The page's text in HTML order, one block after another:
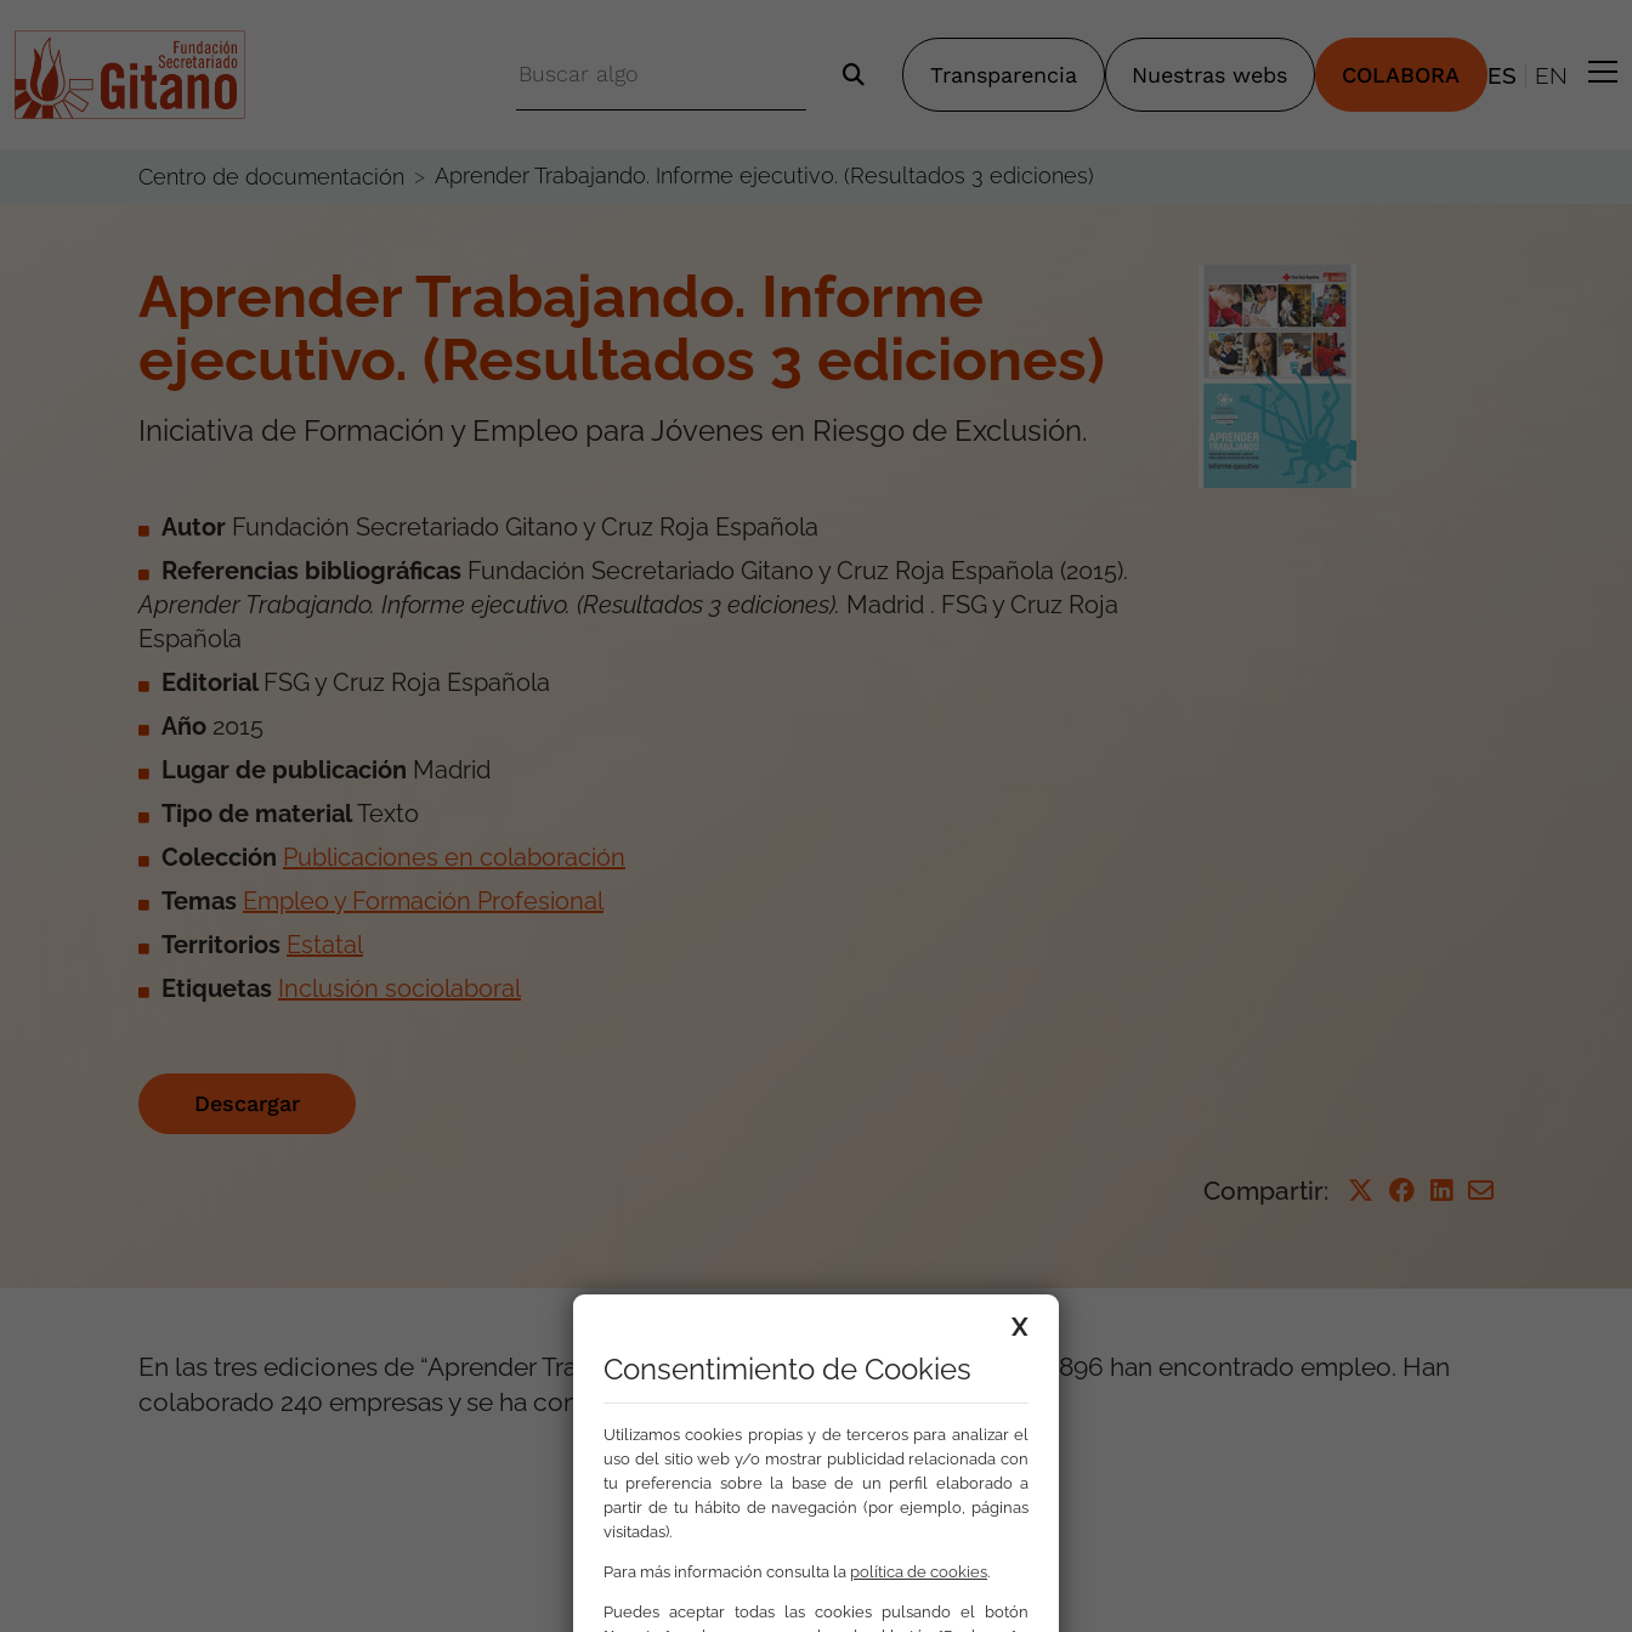
Transparencia Nuestras webs COLABORA ES EN
Centro de documentación Aprender Trabajando. Informe ejecutivo. (Resultados 3 ediciones)
Aprender Trabajando. Informe
ejecutivo. (Resultados 3 ediciones)
Iniciativa de Formación y Empleo para Jóvenes en Riesgo de Exclusión.
Autor Fundación Secretariado Gitano y Cruz Roja Española
Referencias bibliográficas Fundación Secretariado Gitano y Cruz Roja Española (2015).
Aprender Trabajando. Informe ejecutivo. (Resultados 3 ediciones). Madrid . FSG y Cruz Roja
Española
Editorial FSG y Cruz Roja Española
Año 2015
Lugar de publicación Madrid
Tipo de material Texto
Colección Publicaciones en colaboración
Temas Empleo y Formación Profesional
Territorios Estatal
Etiquetas Inclusión sociolaboral
Descargar
Compartir:
En las tres ediciones de “Aprender Trabajando” han participado 2.068 jóvenes y 896 han encontrado empleo. Han
colaborado 240 empresas y se ha conseguido una tasa de inserción del 52%
X
Consentimiento de Cookies
Utilizamos cookies propias y de terceros para analizar el
uso del sitio web y/o mostrar publicidad relacionada con
tu preferencia sobre la base de un perfil elaborado a
partir de tu hábito de navegación (por ejemplo, páginas
visitadas).
Para más información consulta la política de cookies.
Puedes aceptar todas las cookies pulsando el botón